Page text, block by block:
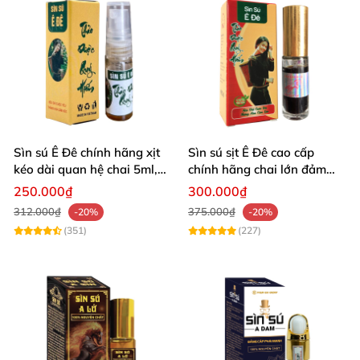
tránh kích ứng.
Không lạm dụng, dùng quá nhiều hoặc để sản
phẩm lâu trên da trong 1 lần.
Kho sỉ Sinsu X cao sìn sú thảo dược Ê Đê dạng chai xịt chuẩn
nước nguyên chất có tốt không?
Sìn sú Ê Đê chính hãng xịt
kéo dài quan hệ chai 5ml,
tăng phê
250.000₫
312.000₫
-20%
(351)
Sìn sú sịt Ê Đê cao cấp
chính hãng chai lớn đảm
bảo chất lượng
300.000₫
375.000₫
-20%
(227)